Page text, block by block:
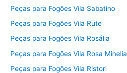
Peças para Fogões Vila Sabatino
Peças para Fogões Vila Rute
Peças para Fogões Vila Rosália
Peças para Fogões Vila Rosa Minelia
Peças para Fogões Vila Ristori